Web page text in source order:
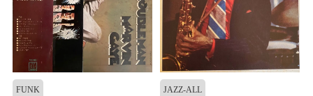
FUNK JAZZ-ALL